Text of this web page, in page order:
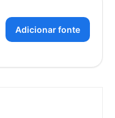
Adicionar fonte